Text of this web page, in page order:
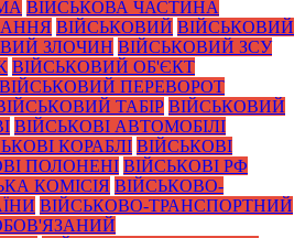
ВІЙСЬКОВА ЧАСТИНА
ВІЙСЬКОВИЙ ВІЙСЬКОВИЙ
ЗЛОЧИН ВІЙСЬКОВИЙ ЗСУ
ВІЙСЬКОВИЙ ОБ'ЄКТ
ВІЙСЬКОВИЙ ПЕРЕВОРОТ
ТАБІР ВІЙСЬКОВИЙ
ВІЙСЬКОВІ АВТОМОБІЛІ
КОРАБЛІ ВІЙСЬКОВІ
ПОЛОНЕНІ ВІЙСЬКОВІ РФ
КОМІСІЯ ВІЙСЬКОВО-
ВІЙСЬКОВО-ТРАНСПОРТНИЙ